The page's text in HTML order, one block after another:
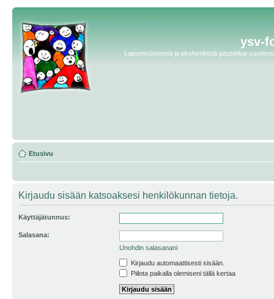
ysv-
Lapsimyönteistä ja ekohenkistä jutustelua
Etusivu
Kirjaudu sisään katsoaksesi henkilökunnan tietoja.
Käyttäjätunnus:
Salasana:
Unohdin salasanani
Kirjaudu automaattisesti sisään.
Piilota paikalla olemiseni tällä kertaa